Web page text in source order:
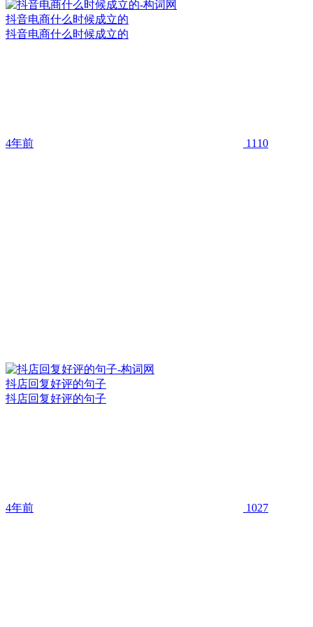
抖音电商什么时候成立的
抖音电商什么时候成立的
4年前 1110
抖店回复好评的句子
抖店回复好评的句子
4年前 1027